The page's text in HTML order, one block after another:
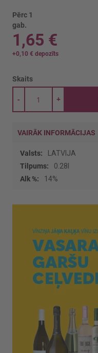
Pērc 1
gab.
1,65 €
+0,10 € depozīts
Skaits
+
-
VAIRĀK INFORMĀCIJAS
Vairāk
informācijas
LATVIJA
0.28l
14%